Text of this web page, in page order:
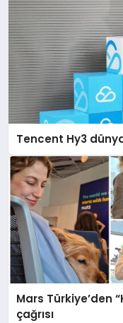
Tencent Hy3
Mars Türkiye’den
çağrısı